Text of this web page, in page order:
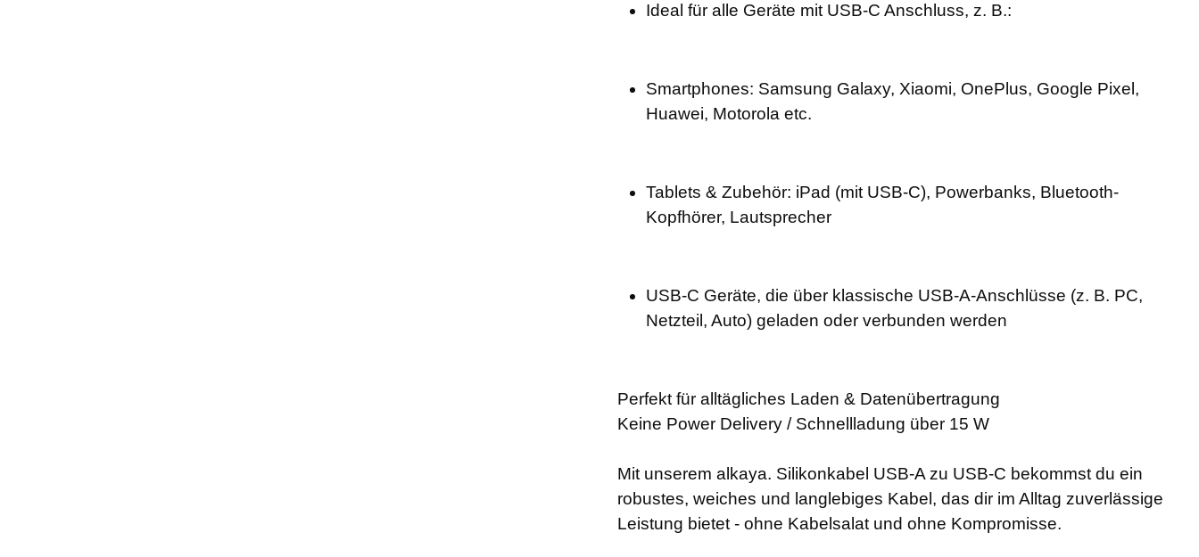
Ideal für alle Geräte mit USB-C Anschluss, z. B.:
Smartphones: Samsung Galaxy, Xiaomi, OnePlus, Google Pixel,
Huawei, Motorola etc.
Tablets & Zubehör: iPad (mit USB-C), Powerbanks, Bluetooth-
Kopfhörer, Lautsprecher
USB-C Geräte, die über klassische USB-A-Anschlüsse (z. B. PC,
Netzteil, Auto) geladen oder verbunden werden
Perfekt für alltägliches Laden & Datenübertragung
Keine Power Delivery / Schnellladung über 15 W
Mit unserem alkaya. Silikonkabel USB-A zu USB-C bekommst du ein
robustes, weiches und langlebiges Kabel, das dir im Alltag zuverlässige
Leistung bietet - ohne Kabelsalat und ohne Kompromisse.